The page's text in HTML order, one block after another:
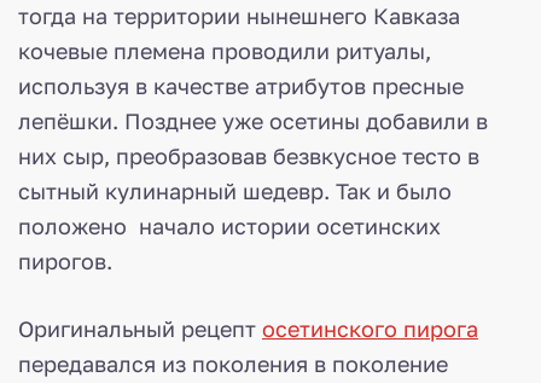
тогда на территории нынешнего Кавказа
кочевые племена проводили ритуалы,
используя в качестве атрибутов пресные
лепёшки. Позднее уже осетины добавили в
них сыр, преобразовав безвкусное тесто в
сытный кулинарный шедевр. Так и было
положено начало истории осетинских
пирогов.
Оригинальный рецепт осетинского пирога
передавался из поколения в поколение